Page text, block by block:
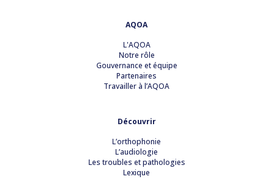
AQOA
L'AQOA
Notre rôle
Gouvernance et équipe
Partenaires
Travailler à l’AQOA
Découvrir
L’orthophonie
L’audiologie
Les troubles et pathologies
Lexique